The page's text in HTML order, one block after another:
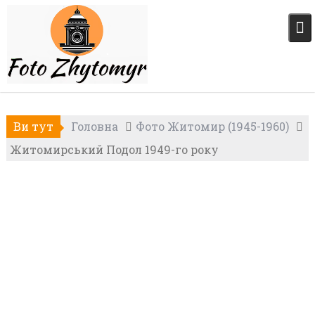
Ви тут Головна
Фото Житомир (1945-1960)
Житомирський Подол 1949-го року